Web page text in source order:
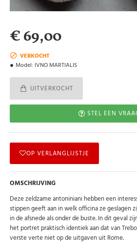
VERKOCHT
Model: IVNO MARTIALIS
€ 69,00
UITVERKOCHT
STEL EEN
OP VERLANGLIJSTJE
OMSCHRIJVING
Deze zeldzame antoniniani hebben een
stippen geeft aan in welk officina ze geslagen
in de afsnede als onder de buste. In dit geval
het portret praktisch identiek aan dat van
verste verte niet op de uitgaven uit Rome.